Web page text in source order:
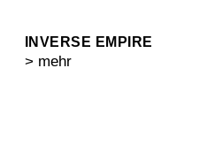
INVERSE EMPIRE
> mehr